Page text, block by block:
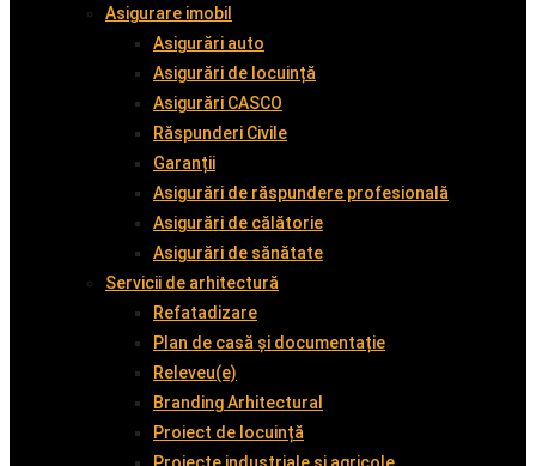
Asigurare imobil
Asigurări auto
Asigurări de locuință
Asigurări CASCO
Răspunderi Civile
Garanții
Asigurări de răspundere profesională
Asigurări de călătorie
Asigurări de sănătate
Servicii de arhitectură
Refatadizare
Plan de casă și documentație
Releveu(e)
Branding Arhitectural
Proiect de locuință